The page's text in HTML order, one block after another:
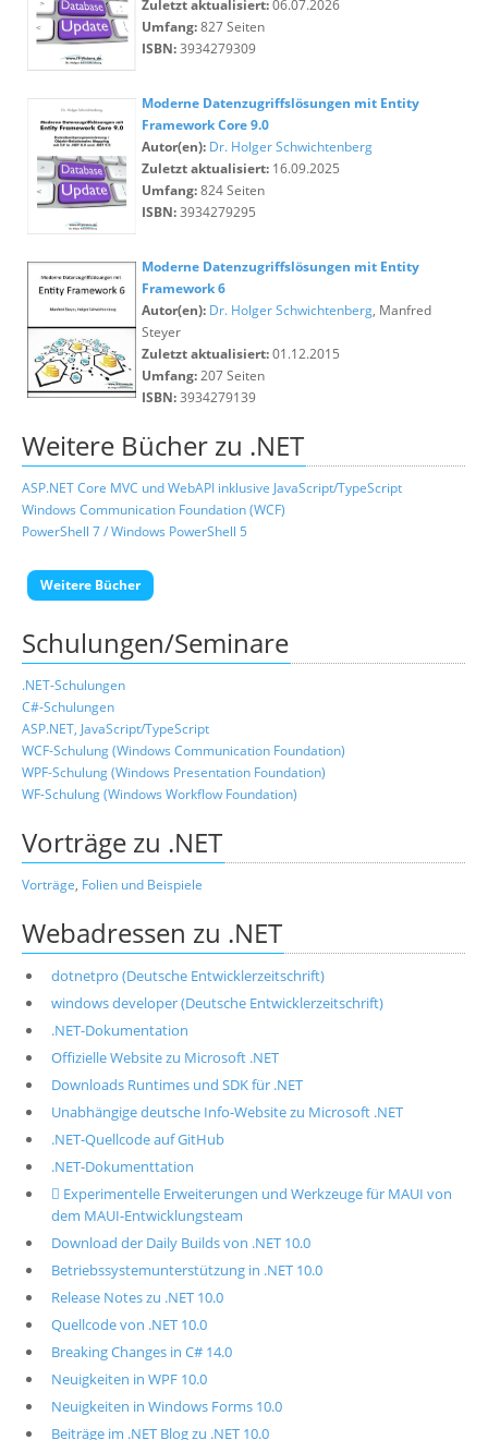
Zuletzt aktualisiert:06.07.2026
Umfang:827 Seiten
ISBN:3934279309
Moderne Datenzugriffslösungen mit Entity
Framework Core 9.0
Autor(en): Dr. Holger Schwichtenberg
Zuletzt aktualisiert: 16.09.2025
Umfang:824 Seiten
ISBN:3934279295
Moderne Datenzugriffslösungen mit Entity
Framework 6
Autor(en): Dr. Holger Schwichtenberg, Manfred
Steyer
Zuletzt aktualisiert:01.12.2015
Umfang:207 Seiten
ISBN:3934279139
Weitere Bücher zu .NET
ASP.NET Core MVC und WebAPI inklusive JavaScript/TypeScript
Windows Communication Foundation (WCF)
PowerShell 7 / Windows PowerShell 5
Weitere Bücher
Schulungen/Seminare
.NET-Schulungen
C#-Schulungen
ASP.NET, JavaScript/TypeScript
WCF-Schulung (Windows Communication Foundation)
WPF-Schulung (Windows Presentation Foundation)
WF-Schulung (Windows Workflow Foundation)
Vorträge zu .NET
Vorträge, Folien und Beispiele
Webadressen zu .NET
dotnetpro (Deutsche Entwicklerzeitschrift)
windows developer (Deutsche Entwicklerzeitschrift)
.NET-Dokumentation
Offizielle Website zu Microsoft .NET
Downloads Runtimes und SDK für .NET
Unabhängige deutsche Info-Website zu Microsoft .NET
.NET-Quellcode auf GitHub
.NET-Dokumenttation
 Experimentelle Erweiterungen und Werkzeuge für MAUI von
dem MAUI-Entwicklungsteam
Download der Daily Builds von .NET 10.0
Betriebssystemunterstützung in .NET 10.0
Release Notes zu .NET 10.0
Quellcode von .NET 10.0
Breaking Changes in C# 14.0
Neuigkeiten in WPF 10.0
Neuigkeiten in Windows Forms 10.0
Beiträge im .NET Blog zu .NET 10.0